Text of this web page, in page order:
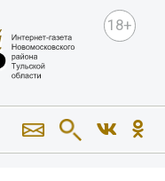
18+